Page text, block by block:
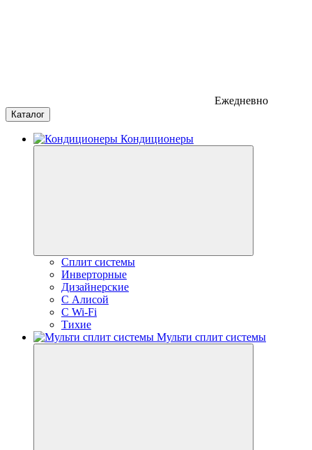
Ежедневно
Каталог
Кондиционеры
Сплит системы
Инверторные
Дизайнерские
С Алисой
C Wi-Fi
Тихие
Мульти сплит системы